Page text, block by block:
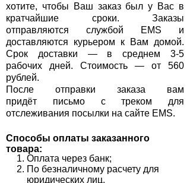
хотите, чтобы Ваш заказ был у Вас в
кратчайшие сроки. Заказы
отправляются службой EMS и
доставляются курьером к Вам домой.
Срок доставки — в среднем 3-5
рабочих дней. Стоимость — от 560
рублей.
После отправки заказа вам
придёт письмо с треком для
отслеживания посылки на сайте EMS.
Способы оплаты заказанного
товара:
Оплата через банк;
По безналичному расчету для
юридических лиц.